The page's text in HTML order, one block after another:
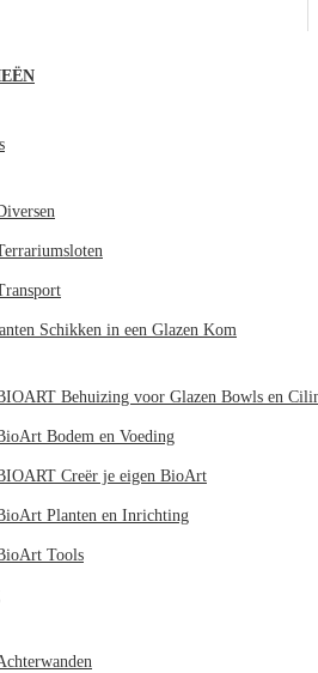
Schikken in een Glazen Kom
Behuizing voor Glazen Bowls en
Bodem en Voeding
Creër je eigen BioArt
Planten en Inrichting
Tools